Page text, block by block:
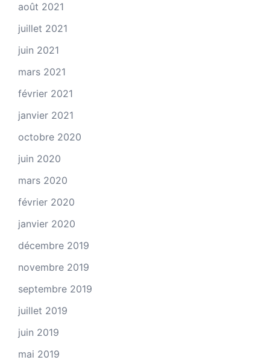
août 2021
juillet 2021
juin 2021
mars 2021
février 2021
janvier 2021
octobre 2020
juin 2020
mars 2020
février 2020
janvier 2020
décembre 2019
novembre 2019
septembre 2019
juillet 2019
juin 2019
mai 2019